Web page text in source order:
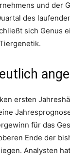
und der
des
sich Genus
ersten
für das
Ende der
Analysten